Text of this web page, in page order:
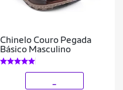
Chinelo Couro Pegada
Básico Masculino